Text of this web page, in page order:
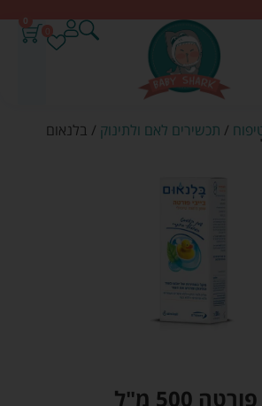
0
/ תכשירים לאם ולתינוק / בלנאום
500 מ"ל